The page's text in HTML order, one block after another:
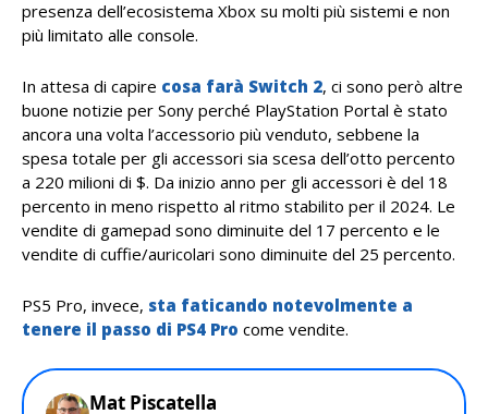
presenza dell’ecosistema Xbox su molti più sistemi e non
più limitato alle console.
In attesa di capire cosa farà Switch 2, ci sono però altre
buone notizie per Sony perché PlayStation Portal è stato
ancora una volta l’accessorio più venduto, sebbene la
spesa totale per gli accessori sia scesa dell’otto percento
a 220 milioni di $. Da inizio anno per gli accessori è del 18
percento in meno rispetto al ritmo stabilito per il 2024. Le
vendite di gamepad sono diminuite del 17 percento e le
vendite di cuffie/auricolari sono diminuite del 25 percento.
PS5 Pro, invece, sta faticando notevolmente a
tenere il passo di PS4 Pro come vendite.